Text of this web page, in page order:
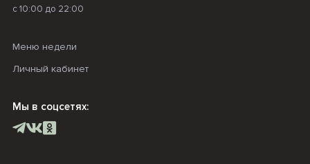
с 10:00 до 22:00
Меню недели
Личный кабинет
Мы в соцсетях: